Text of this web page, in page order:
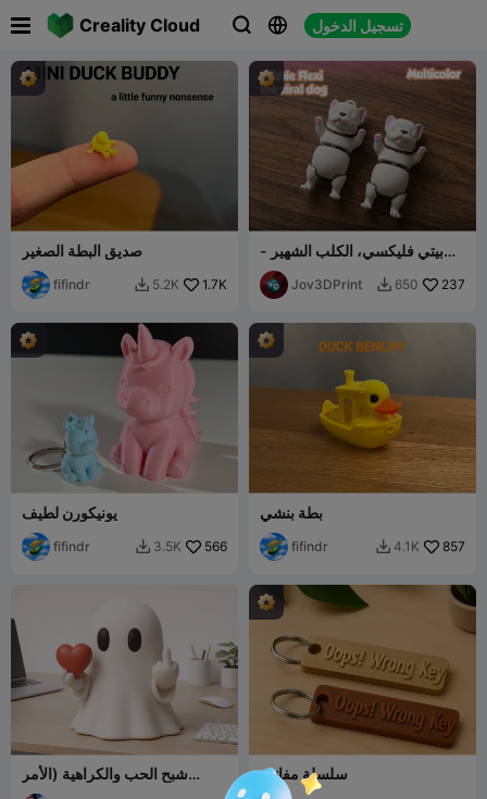
Creality Cloud   تسجيل الدخول
 
صديق البطة الصغير
fifindr  5.2K 1.7K
بيتي فليكسي، الكلب الشهير -
متعدد الألوان
Jov3DPrint  650 237
يونيكورن لطيف
fifindr  3.5K 566
بطة بنشي
fifindr  4.1K 857
شبح الحب والكراهية (الأمر
سلسلة مفاتيح